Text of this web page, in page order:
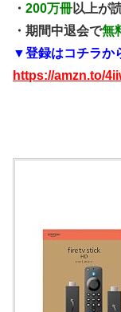
・ 200万冊以上が
・期間中退会で無
▼登録はコチラか
https://amzn.to/